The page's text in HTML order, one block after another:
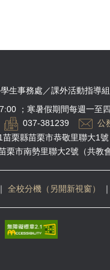
生事務處／課外活動指導組
；寒暑假期間每週一至
037-381239
公
栗縣苗栗市恭敬里聯大1號
市南勢里聯大2號（共教
｜ 全校分機（另開新視窗） ｜